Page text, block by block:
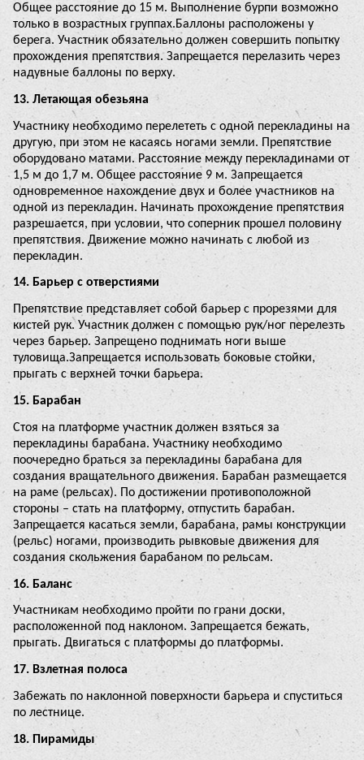
Общее расстояние до 15 м. Выполнение бурпи возможно
только в возрастных группах.Баллоны расположены у
берега. Участник обязательно должен совершить попытку
прохождения препятствия. Запрещается перелазить через
надувные баллоны по верху.
13. Летающая обезьяна
Участнику необходимо перелететь с одной перекладины на
другую, при этом не касаясь ногами земли. Препятствие
оборудовано матами. Расстояние между перекладинами от
1,5 м до 1,7 м. Общее расстояние 9 м. Запрещается
одновременное нахождение двух и более участников на
одной из перекладин. Начинать прохождение препятствия
разрешается, при условии, что соперник прошел половину
препятствия. Движение можно начинать с любой из
перекладин.
14. Барьер с отверстиями
Препятствие представляет собой барьер с прорезями для
кистей рук. Участник должен с помощью рук/ног перелезть
через барьер. Запрещено поднимать ноги выше
туловища.Запрещается использовать боковые стойки,
прыгать с верхней точки барьера.
15. Барабан
Стоя на платформе участник должен взяться за
перекладины барабана. Участнику необходимо
поочередно браться за перекладины барабана для
создания вращательного движения. Барабан размещается
на раме (рельсах). По достижении противоположной
стороны – стать на платформу, отпустить барабан.
Запрещается касаться земли, барабана, рамы конструкции
(рельс) ногами, производить рывковые движения для
создания скольжения барабаном по рельсам.
16. Баланс
Участникам необходимо пройти по грани доски,
расположенной под наклоном. Запрещается бежать,
прыгать. Двигаться с платформы до платформы.
17. Взлетная полоса
Забежать по наклонной поверхности барьера и спуститься
по лестнице.
18. Пирамиды